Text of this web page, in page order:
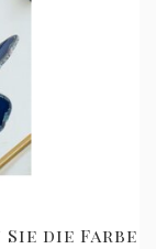
die Farbe